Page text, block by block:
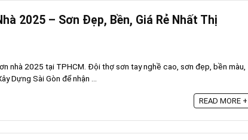
2025 – Sơn Đẹp, Bền, Giá Rẻ Nhất Thị
nhà 2025 tại TPHCM. Đội thợ sơn tay nghề cao, sơn đẹp, bền màu,
Dựng Sài Gòn để nhận ...
READ MORE +